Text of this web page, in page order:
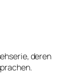
deren